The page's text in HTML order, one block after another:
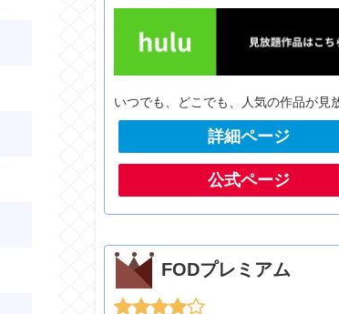
いつでも、どこでも、人気の作品が見
詳細ページ
公式ページ
FODプレミアム